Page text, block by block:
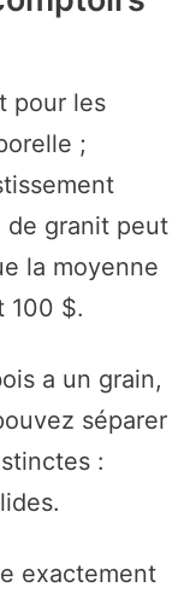
pour les
;
de granit peut
la moyenne
100 $.
a un grain,
séparer
:
exactement